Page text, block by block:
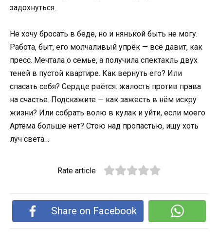
задохнуться.
Не хочу бросать в беде, но и нянькой быть не могу.
Работа, быт, его молчаливый упрёк — всё давит, как
пресс. Мечтала о семье, а получила спектакль двух
теней в пустой квартире. Как вернуть его? Или
спасать себя? Сердце рвётся: жалость против права
на счастье. Подскажите — как зажесть в нём искру
жизни? Или собрать волю в кулак и уйти, если моего
Артёма больше нет? Стою над пропастью, ищу хоть
луч света…
Rate article
Share on Facebook